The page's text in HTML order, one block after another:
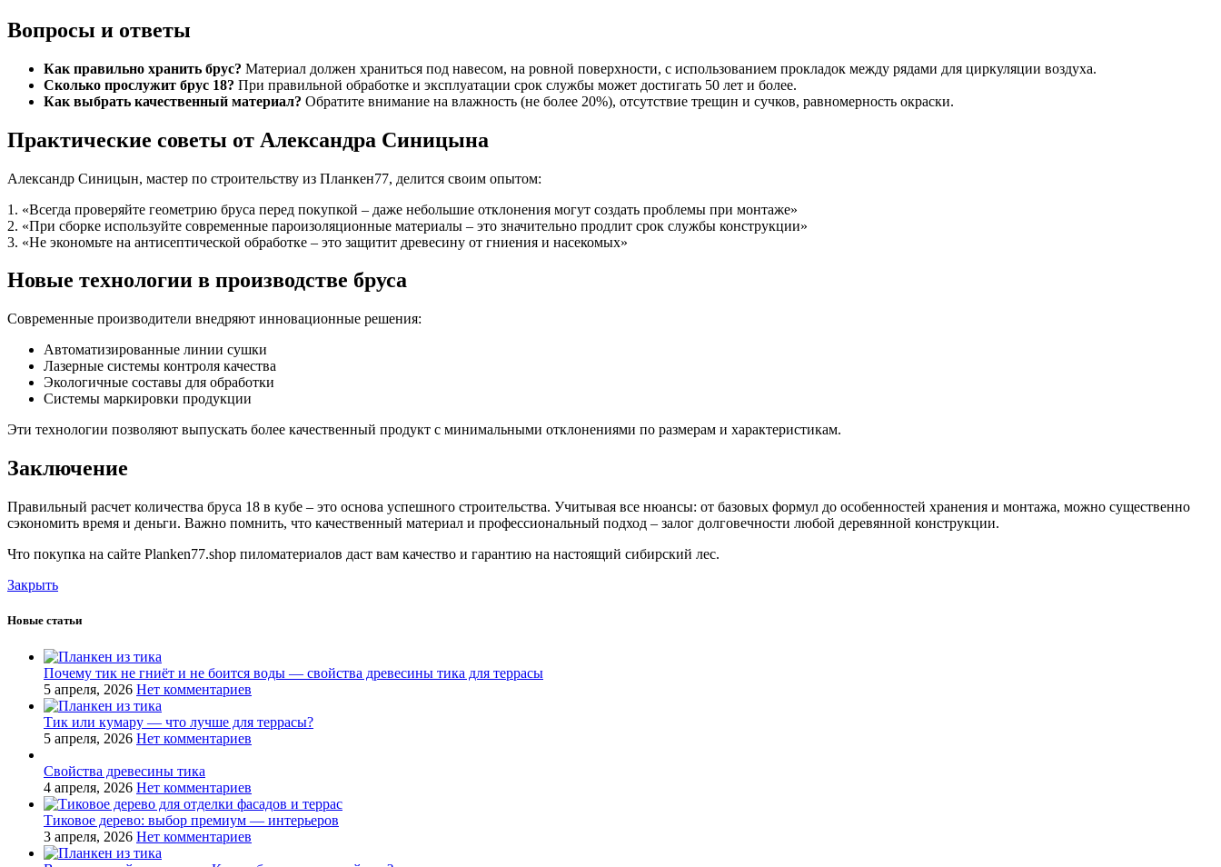
Вопросы и ответы
Как правильно хранить брус? Материал должен храниться под навесом, на ровной поверхности, с использованием прокладок между рядами для циркуляции воздуха.
Сколько прослужит брус 18? При правильной обработке и эксплуатации срок службы может достигать 50 лет и более.
Как выбрать качественный материал? Обратите внимание на влажность (не более 20%), отсутствие трещин и сучков, равномерность окраски.
Практические советы от Александра Синицына
Александр Синицын, мастер по строительству из Планкен77, делится своим опытом:
1. «Всегда проверяйте геометрию бруса перед покупкой – даже небольшие отклонения могут создать проблемы при монтаже»
2. «При сборке используйте современные пароизоляционные материалы – это значительно продлит срок службы конструкции»
3. «Не экономьте на антисептической обработке – это защитит древесину от гниения и насекомых»
Новые технологии в производстве бруса
Современные производители внедряют инновационные решения:
Автоматизированные линии сушки
Лазерные системы контроля качества
Экологичные составы для обработки
Системы маркировки продукции
Эти технологии позволяют выпускать более качественный продукт с минимальными отклонениями по размерам и характеристикам.
Заключение
Правильный расчет количества бруса 18 в кубе – это основа успешного строительства. Учитывая все нюансы: от базовых формул до особенностей хранения и монтажа, можно существенно
сэкономить время и деньги. Важно помнить, что качественный материал и профессиональный подход – залог долговечности любой деревянной конструкции.
Что покупка на сайте Planken77.shop пиломатериалов даст вам качество и гарантию на настоящий сибирский лес.
Закрыть
Новые статьи
Почему тик не гниёт и не боится воды — свойства древесины тика для террасы
5 апреля, 2026 Нет комментариев
Тик или кумару — что лучше для террасы?
5 апреля, 2026 Нет комментариев
Свойства древесины тика
4 апреля, 2026 Нет комментариев
Тиковое дерево: выбор премиум — интерьеров
3 апреля, 2026 Нет комментариев